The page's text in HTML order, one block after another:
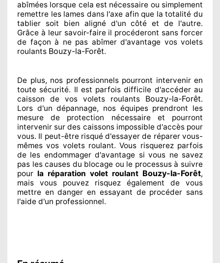
abîmées lorsque cela est nécessaire ou simplement
remettre les lames dans l'axe afin que la totalité du
tablier soit bien aligné d'un côté et de l'autre.
Grâce à leur savoir-faireil procéderont sans forcer
de façon à ne pas abîmerd'avantage vos volets
roulants Bouzy-la-Forêt.
De plus, nos professionnelspourront interveniren
toute sécurité. Il est parfois difficile d'accéder au
caisson de vos volets roulants Bouzy-la-Forêt.
Lors d'un dépannage, nos équipesprendront les
mesure de protection nécessaireet pourront
intervenir sur des caissons impossible d'accès pour
vous. Il peut-être risquéd'essayer de réparervous-
mêmes vos volets roulant. Vous risquerez parfois
de les endommagerd'avantage si vous ne savez
pas les causes du blocage ou le processus à suivre
pour la réparation volet roulant Bouzy-la-Forêt,
mais vous pouvez risquez également de vous
mettre en danger en essayant de procéder sans
l'aide d'un professionnel.